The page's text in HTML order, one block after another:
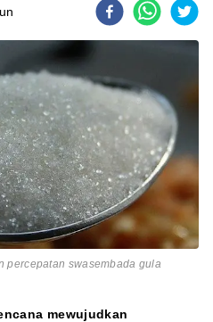
percepatan swasembada gula
mewujudkan